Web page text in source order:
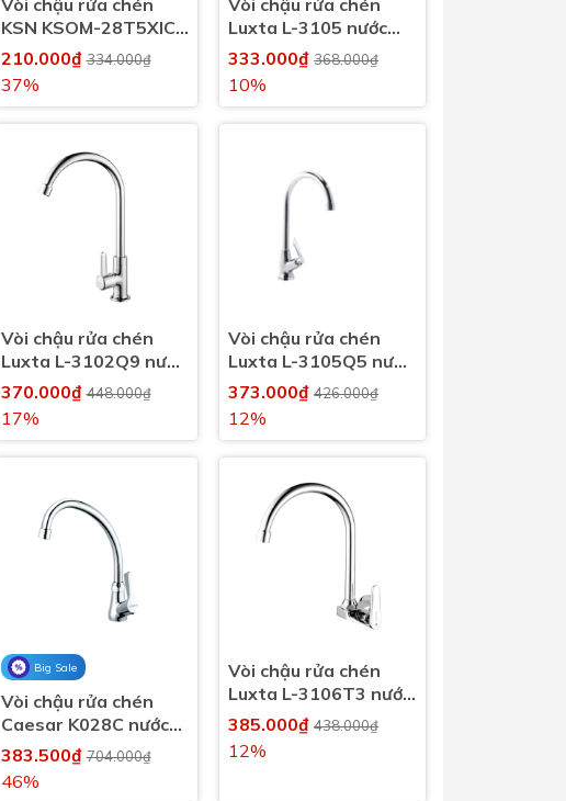
KSN KSOM-28T5XICN
nước lạnh
210.000₫334.000₫
37%
Luxta L-3105 nước
lạnh
333.000₫368.000₫
10%
Vòi chậu rửa chén
Luxta L-3102Q9 nước
lạnh
370.000₫448.000₫
17%
Vòi chậu rửa chén
Luxta L-3105Q5 nước
lạnh
373.000₫426.000₫
12%
Big Sale
Vòi chậu rửa chén
Caesar K028C nước
lạnh
383.500₫704.000₫
46%
Vòi chậu rửa chén
Luxta L-3106T3 nước
lạnh
385.000₫438.000₫
12%